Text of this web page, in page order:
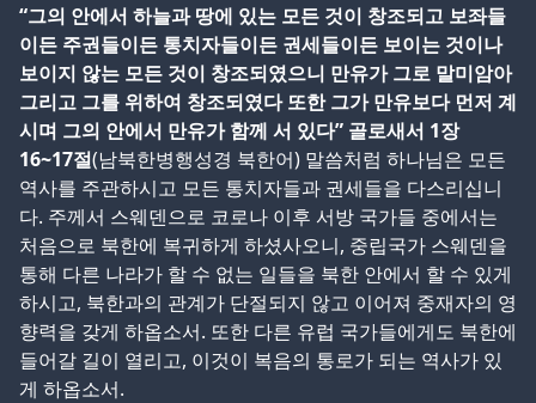
“그의 안에서 하늘과 땅에 있는 모든 것이 창조되고 보좌들
이든 주권들이든 통치자들이든 권세들이든 보이는 것이나
보이지 않는 모든 것이 창조되였으니 만유가 그로 말미암아
그리고 그를 위하여 창조되였다 또한 그가 만유보다 먼저 계
시며 그의 안에서 만유가 함께 서 있다” 골로새서 1장
16~17절(남북한병행성경 북한어) 말씀처럼 하나님은 모든
역사를 주관하시고 모든 통치자들과 권세들을 다스리십니
다. 주께서 스웨덴으로 코로나 이후 서방 국가들 중에서는
처음으로 북한에 복귀하게 하셨사오니, 중립국가 스웨덴을
통해 다른 나라가 할 수 없는 일들을 북한 안에서 할 수 있게
하시고, 북한과의 관계가 단절되지 않고 이어져 중재자의 영
향력을 갖게 하옵소서. 또한 다른 유럽 국가들에게도 북한에
들어갈 길이 열리고, 이것이 복음의 통로가 되는 역사가 있
게 하옵소서.